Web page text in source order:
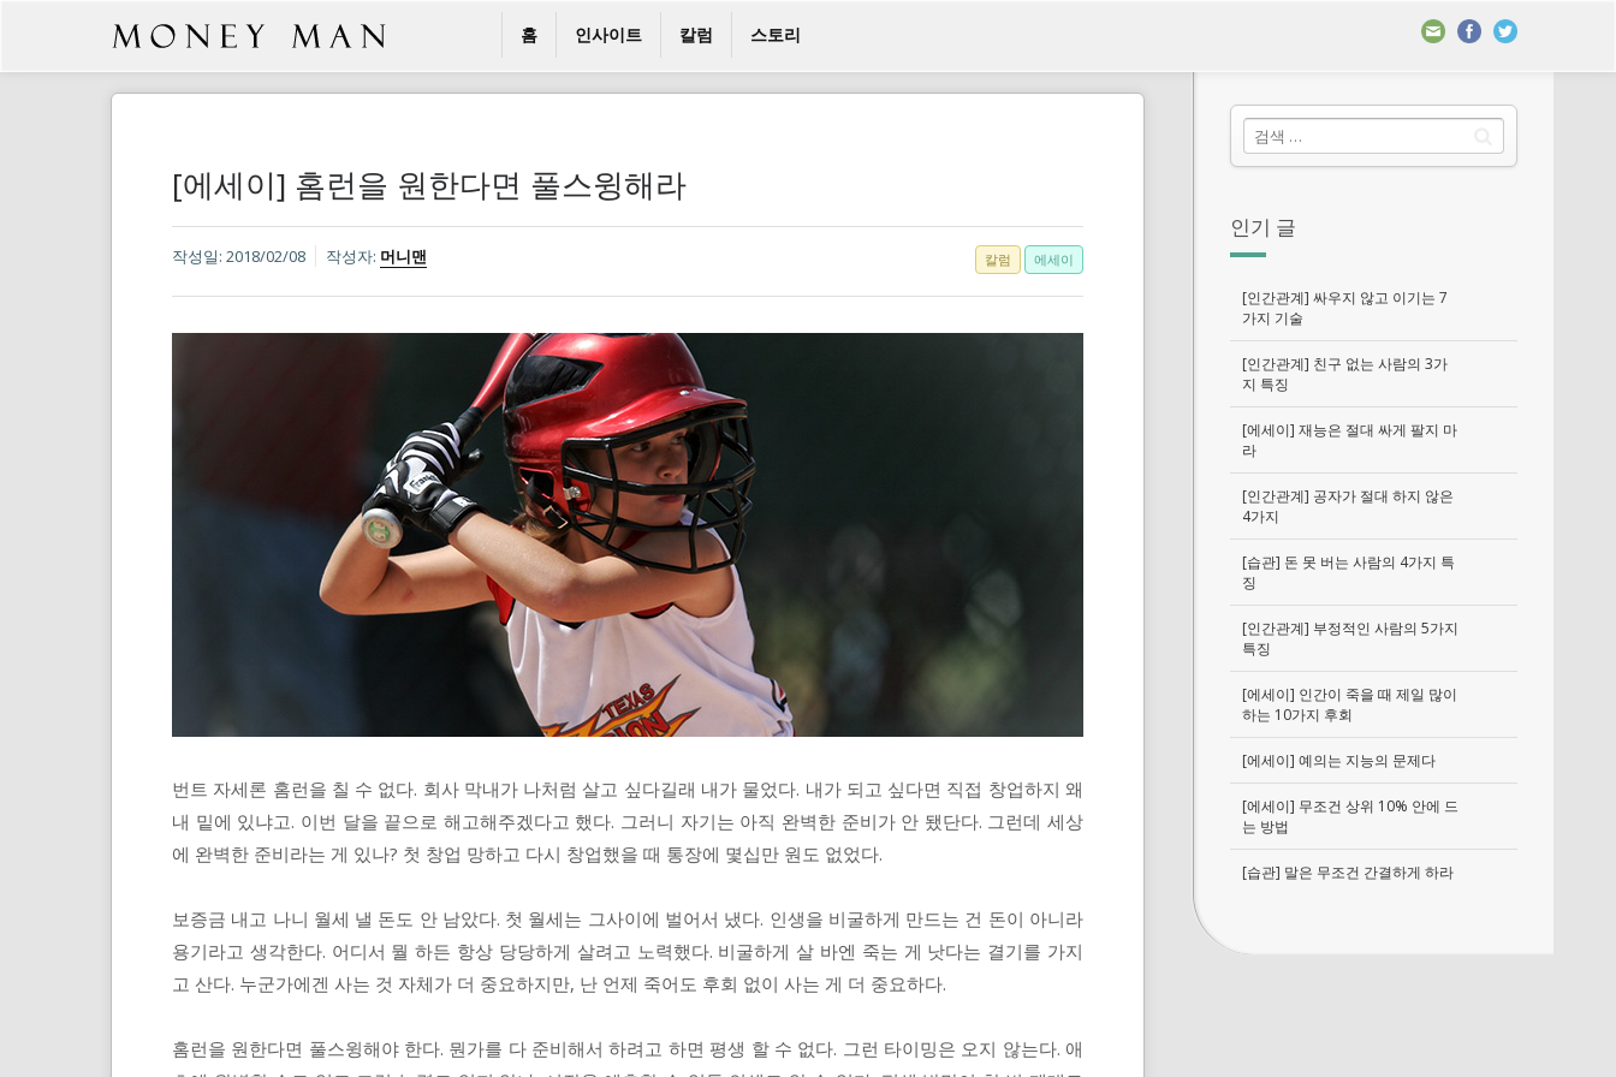
홈 인사이트 칼럼 스토리
인기 글
[인간관계] 싸우지 않고 이기는 7
가지 기술
[인간관계] 친구 없는 사람의 3가
지 특징
[에세이] 재능은 절대 싸게 팔지 마
라
[인간관계] 공자가 절대 하지 않은
4가지
[습관] 돈 못 버는 사람의 4가지 특
징
[인간관계] 부정적인 사람의 5가지
특징
[에세이] 인간이 죽을 때 제일 많이
하는 10가지 후회
[에세이] 예의는 지능의 문제다
[에세이] 무조건 상위 10% 안에 드
는 방법
[습관] 말은 무조건 간결하게 하라
[에세이] 홈런을 원한다면 풀스윙해라
작성일: 2018/02/08 작성자: 머니맨 에세이
칼럼
번트 자세론 홈런을 칠 수 없다. 회사 막내가 나처럼 살고 싶다길래 내가 물었다. 내가 되고 싶다면 직접 창업하지 왜
내 밑에 있냐고. 이번 달을 끝으로 해고해주겠다고 했다. 그러니 자기는 아직 완벽한 준비가 안 됐단다. 그런데 세상
에 완벽한 준비라는 게 있나? 첫 창업 망하고 다시 창업했을 때 통장에 몇십만 원도 없었다.
보증금 내고 나니 월세 낼 돈도 안 남았다. 첫 월세는 그사이에 벌어서 냈다. 인생을 비굴하게 만드는 건 돈이 아니라
용기라고 생각한다. 어디서 뭘 하든 항상 당당하게 살려고 노력했다. 비굴하게 살 바엔 죽는 게 낫다는 결기를 가지
고 산다. 누군가에겐 사는 것 자체가 더 중요하지만, 난 언제 죽어도 후회 없이 사는 게 더 중요하다.
홈런을 원한다면 풀스윙해야 한다. 뭔가를 다 준비해서 하려고 하면 평생 할 수 없다. 그런 타이밍은 오지 않는다. 애